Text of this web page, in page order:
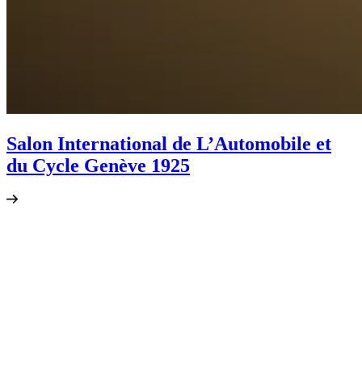
Salon International de L’Automobile et
du Cycle Genève 1925